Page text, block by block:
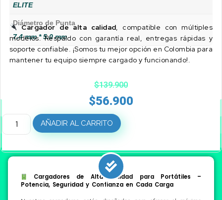
ELITE
Diámetro de Punta
7.4 mm * 5.0 mm
Cargador de alta calidad, compatible con múltiples
modelos. Respaldo con garantía real, entregas rápidas y
soporte confiable. ¡Somos tu mejor opción en Colombia para
mantener tu equipo siempre cargado y funcionando!.
$139.900
$56.900
AÑADIR AL CARRITO
Cargadores de Alta Calidad para Portátiles –
Potencia, Seguridad y Confianza en Cada Carga